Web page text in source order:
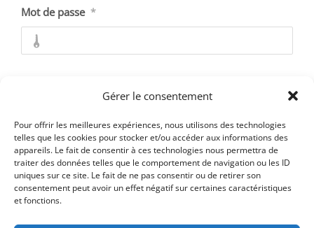
Gérer le consentement
Pour offrir les meilleures expériences, nous utilisons des technologies
telles que les cookies pour stocker et/ou accéder aux informations des
appareils. Le fait de consentir à ces technologies nous permettra de
traiter des données telles que le comportement de navigation ou les ID
uniques sur ce site. Le fait de ne pas consentir ou de retirer son
consentement peut avoir un effet négatif sur certaines caractéristiques
et fonctions.
Mot de passe *
Mot de passe oublié ?